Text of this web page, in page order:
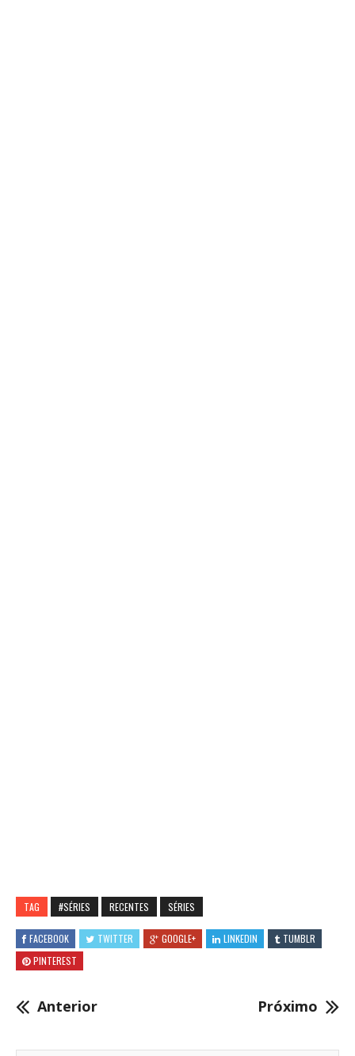
TAG #SÉRIES RECENTES SÉRIES
FACEBOOK TWITTER GOOGLE+ LINKEDIN
TUMBLR
PINTEREST
Anterior Próximo